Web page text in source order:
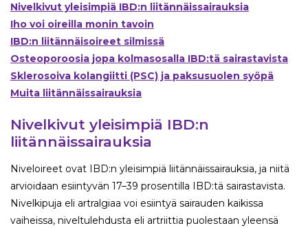
Nivelkivut yleisimpiä IBD:n liitännäissairauksia
Iho voi oireilla monin tavoin
IBD:n liitännäisoireet silmissä
Osteoporoosia jopa kolmasosalla IBD:tä sairastavista
Sklerosoiva kolangiitti (PSC) ja paksusuolen syöpä
Muita liitännäissairauksia
Nivelkivut yleisimpiä IBD:n
liitännäissairauksia
Niveloireet ovat IBD:n yleisimpiä liitännäissairauksia, ja niitä
arvioidaan esiintyvän 17–39 prosentilla IBD:tä sairastavista.
Nivelkipuja eli artralgiaa voi esiintyä sairauden kaikissa
vaiheissa, niveltulehdusta eli artriittia puolestaan yleensä